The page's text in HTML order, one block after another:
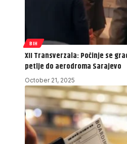
BIH
XII Transverzala: Počinje se
petlje do aerodroma Sarajevo
October 21, 2025